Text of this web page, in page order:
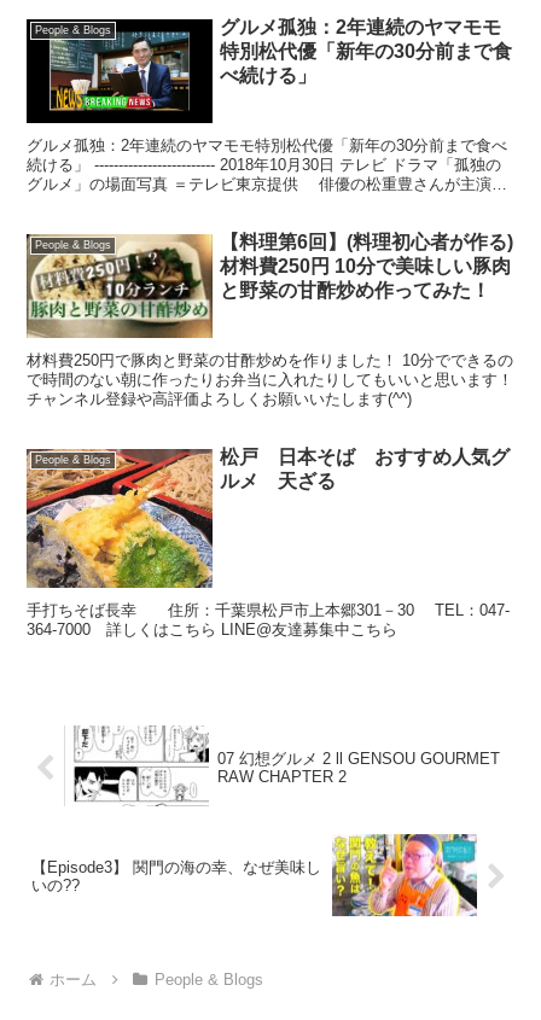
People & Blogs
グルメ孤独：2年連続のヤマモモ
特別松代優「新年の30分前まで食
べ続ける」
グルメ孤独：2年連続のヤマモモ特別松代優「新年の30分前まで食べ
続ける」 ------------------------- 2018年10月30日 テレビ ドラマ「孤独の
グルメ」の場面写真 ＝テレビ東京提供 俳優の松重豊さんが主演の
People & Blogs
【料理第6回】(料理初心者が作る)
材料費250円 10分で美味しい豚肉
と野菜の甘酢炒め作ってみた！
材料費250円で豚肉と野菜の甘酢炒めを作りました！ 10分でできるの
で時間のない朝に作ったりお弁当に入れたりしてもいいと思います！
チャンネル登録や高評価よろしくお願いいたします(^^)
People & Blogs
松戸 日本そば おすすめ人気グ
ルメ 天ざる
手打ちそば長幸 住所：千葉県松戸市上本郷301－30 TEL：047-
364-7000 詳しくはこちら LINE@友達募集中こちら
07 幻想グルメ 2 ll GENSOU GOURMET
RAW CHAPTER 2
【Episode3】 関門の海の幸、なぜ美味し
いの??
ホーム People & Blogs